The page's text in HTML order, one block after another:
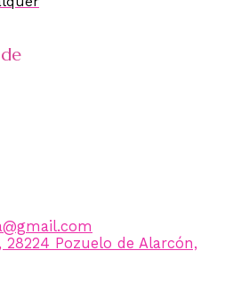
28224 Pozuelo de Alarcón,